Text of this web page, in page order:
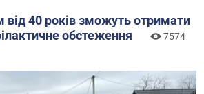
від 40 років зможуть отримати
обстеження
7574